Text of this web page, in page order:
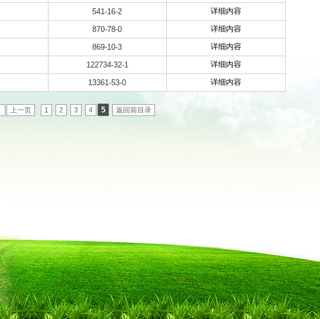
541-16-2
详细内容
870-78-0
详细内容
869-10-3
详细内容
122734-32-1
详细内容
13361-53-0 详细内容
上一页 1 2 3 4 5 返回前目录